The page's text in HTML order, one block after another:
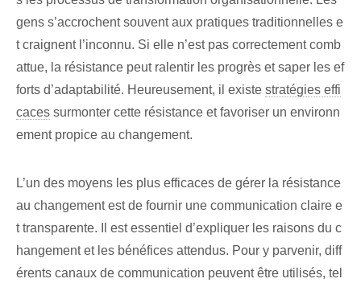
gens s’accrochent souvent aux pratiques traditionnelles e
t craignent l’inconnu. Si elle n’est pas correctement comb
attue, la résistance peut ralentir les progrès et saper les ef
forts d’adaptabilité. Heureusement, il existe stratégies effi
caces surmonter cette résistance et favoriser un environn
ement propice au changement.
L’un des moyens les plus efficaces de gérer la résistance
au changement est de fournir une communication claire e
t transparente. Il est essentiel d’expliquer les raisons du c
hangement et les bénéfices attendus. Pour y parvenir, diff
érents canaux de communication peuvent être utilisés, tel